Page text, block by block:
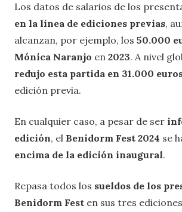
Los datos de salarios de los
en la línea de ediciones previas,
alcanzan, por ejemplo, los 50.000
Mónica Naranjo en 2023. A nivel
redujo esta partida en 31.000
edición previa.
En cualquier caso, a pesar de ser
edición, el Benidorm Fest 2024 se
encima de la edición inaugural.
Repasa todos los sueldos de los
Benidorm Fest en sus tres